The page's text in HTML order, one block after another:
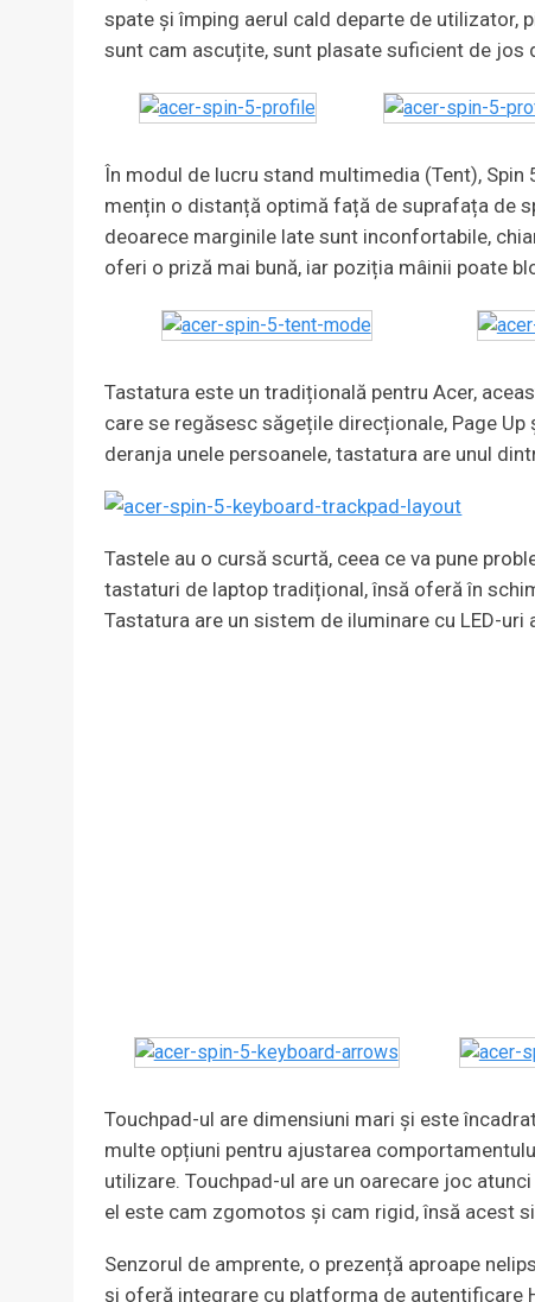
spate și împing aerul cald departe de utilizator,
sunt cam ascuțite, sunt plasate suficient de
În modul de lucru stand multimedia (Tent),
mențin o distanță optimă față de suprafața de
deoarece marginile late sunt inconfortabile,
oferi o priză mai bună, iar poziția mâinii poate
Tastatura este un tradițională pentru Acer,
care se regăsesc săgețile direcționale, Page
deranja unele persoanele, tastatura are unul
Tastele au o cursă scurtă, ceea ce va pune
tastaturi de laptop tradițional, însă oferă în
Tastatura are un sistem de iluminare cu LED-
Touchpad-ul are dimensiuni mari și este
multe opțiuni pentru ajustarea
utilizare. Touchpad-ul are un oarecare joc
el este cam zgomotos și cam rigid, însă acest
Senzorul de amprente, o prezență aproape
și oferă integrare cu platforma de autentificare